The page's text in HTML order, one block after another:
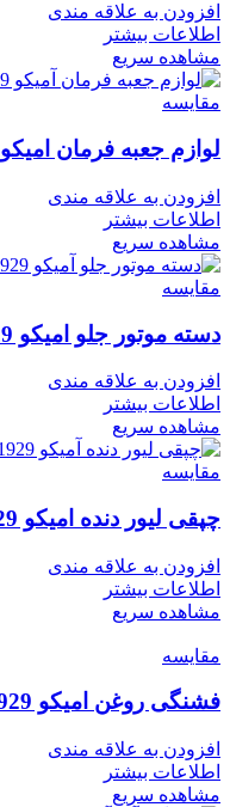
افزودن به علاقه مندی
اطلاعات بیشتر
مشاهده سریع
مقایسه
لوازم جعبه فرمان امیکو 1929-2631
افزودن به علاقه مندی
اطلاعات بیشتر
مشاهده سریع
مقایسه
دسته موتور جلو امیکو 1929-2631
افزودن به علاقه مندی
اطلاعات بیشتر
مشاهده سریع
مقایسه
چپقی لیور دنده امیکو 1929-2631
افزودن به علاقه مندی
اطلاعات بیشتر
مشاهده سریع
مقایسه
فشنگی روغن امیکو 1929-2631
افزودن به علاقه مندی
اطلاعات بیشتر
مشاهده سریع